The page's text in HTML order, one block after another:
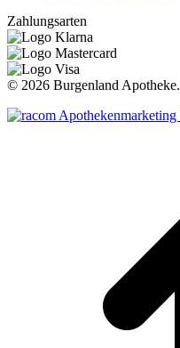
Zahlungsarten
© 2026 Burgenland Apotheke.